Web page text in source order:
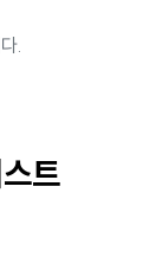
.
트